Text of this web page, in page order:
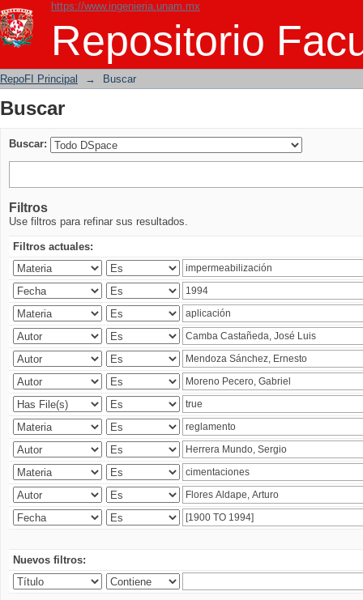
https://www.ingenieria.unam.mx
Repositorio
Buscar
RepoFI Principal → Buscar
Buscar
Buscar:
Filtros
Use filtros para refinar sus resultados.
Filtros actuales:
Nuevos filtros: